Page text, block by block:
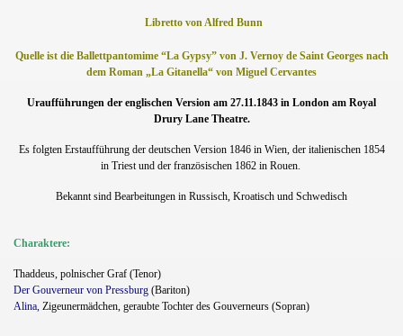
Libretto von Alfred Bunn
Quelle ist die Ballettpantomime “La Gypsy” von J. Vernoy de Saint Georges nach
dem Roman „La Gitanella“ von Miguel Cervantes
Uraufführungen der englischen Version am 27.11.1843 in London am Royal
Drury Lane Theatre.
Es folgten Erstaufführung der deutschen Version 1846 in Wien, der italienischen 1854
in Triest und der französischen 1862 in Rouen.
Bekannt sind Bearbeitungen in Russisch, Kroatisch und Schwedisch
Charaktere:
Thaddeus, polnischer Graf (Tenor)
Der Gouverneur von Pressburg (Bariton)
Alina, Zigeunermädchen, geraubte Tochter des Gouverneurs (Sopran)